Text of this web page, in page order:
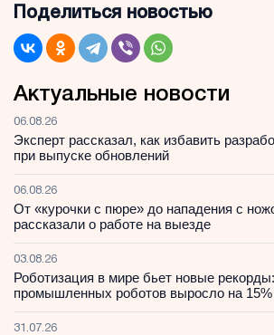
Поделиться новостью
Актуальные новости
06.08.26
Эксперт рассказал, как избавить
при выпуске обновлений
06.08.26
От «курочки с пюре» до нападения с
рассказали о работе на выезде
03.08.26
Роботизация в мире бьет новые
промышленных роботов выросло на 15%
31.07.26